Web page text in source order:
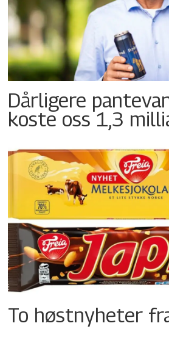
Dårligere
koste oss 1,3
To høstnyheter